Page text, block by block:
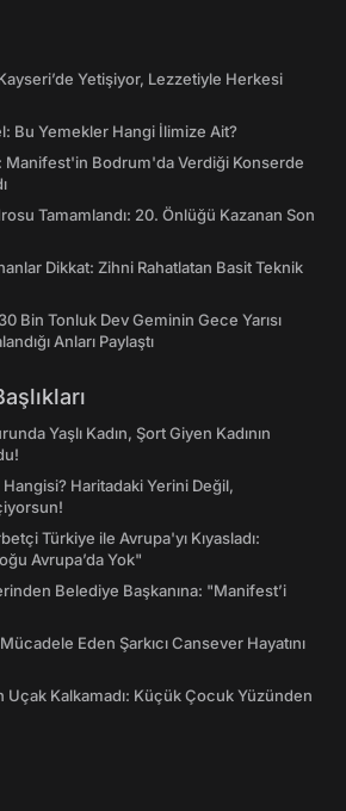
Yetişiyor, Lezzetiyle Herkesi
Bu Yemekler Hangi İlimize Ait?
Manifest'in Bodrum'da Verdiği Konserde
Tamamlandı: 20. Önlüğü Kazanan Son
Dikkat: Zihni Rahatlatan Basit Teknik
Bin Tonluk Dev Geminin Gece Yarısı
Anları Paylaştı
Yaşlı Kadın, Şort Giyen Kadının
Haritadaki Yerini Değil,
Türkiye ile Avrupa'yı Kıyasladı:
Avrupa’da Yok"
Belediye Başkanına: "Manifest’i
Eden Şarkıcı Cansever Hayatını
Uçak Kalkamadı: Küçük Çocuk Yüzünden